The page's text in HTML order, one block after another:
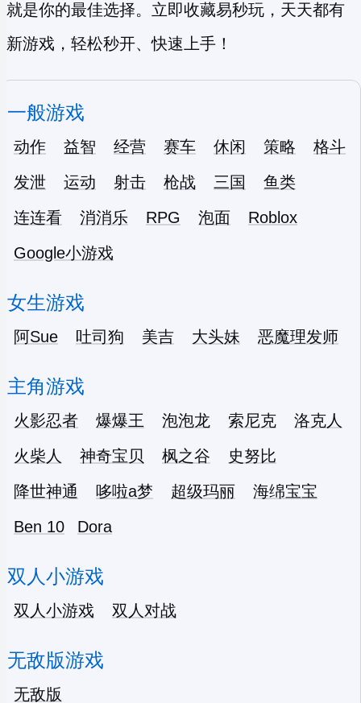
就是你的最佳选择。立即收藏易秒玩，天天都有
新游戏，轻松秒开、快速上手！
一般游戏
动作 益智 经营 赛车 休闲 策略
格斗
发泄
运动 射击 枪战 三国
鱼类
连连看
消消乐 RPG 泡面
Roblox
Google小游戏
女生游戏
阿Sue 吐司狗 美吉 大头妹 恶魔理发师
主角游戏
火影忍者 爆爆王 泡泡龙 索尼克
洛克人
火柴人
神奇宝贝 枫之谷
史努比
降世神通
哆啦a梦 超级玛丽
海绵宝宝
Ben 10
Dora
双人小游戏
双人小游戏 双人对战
无敌版游戏
无敌版